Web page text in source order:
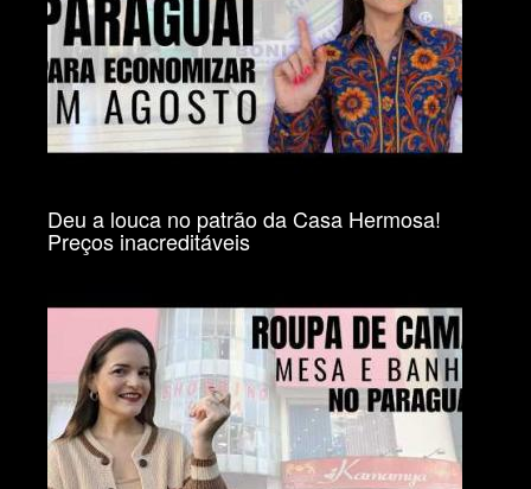
Deu a louca no patrão da Casa Hermosa!
Preços inacreditáveis